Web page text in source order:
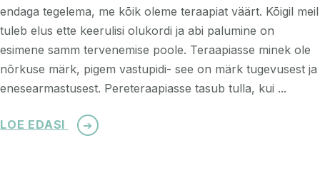
endaga tegelema, me kõik oleme teraapiat väärt. Kõigil meil
tuleb elus ette keerulisi olukordi ja abi palumine on
esimene samm tervenemise poole. Teraapiasse minek ole
nõrkuse märk, pigem vastupidi- see on märk tugevusest ja
enesearmastusest. Pereteraapiasse tasub tulla, kui ...
LOE EDASI